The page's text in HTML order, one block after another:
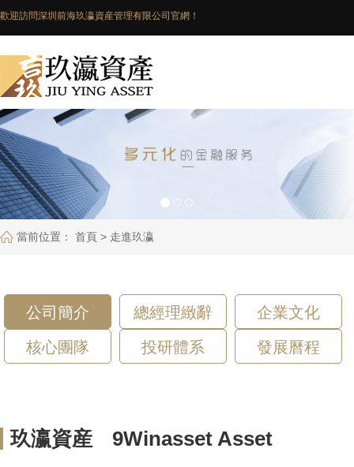
歡迎訪問深圳前海玖瀛資産管理有限公司官網！
當前位置： 首頁 > 走進玖瀛
公司簡介 總經理緻辭
企業文化
核心團隊
投研體系 發展曆程
玖瀛資産 9Winasset Asset